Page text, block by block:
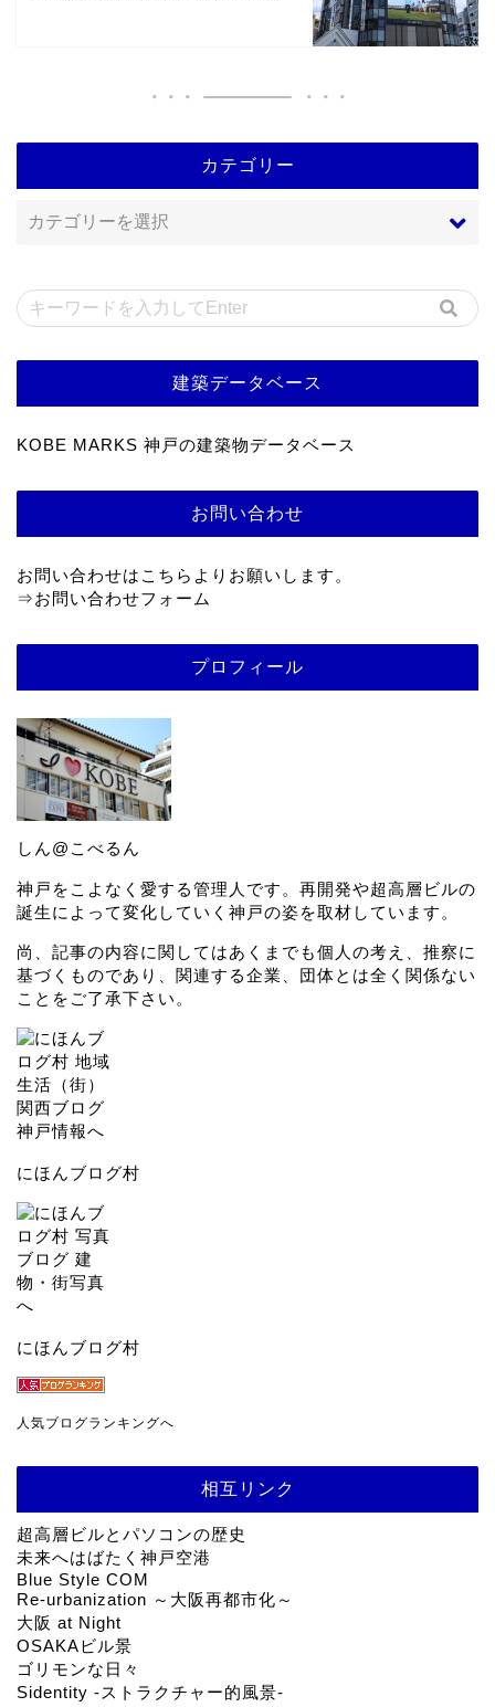
カテゴリー
建築データベース
KOBE MARKS 神戸の建築物データベース
お問い合わせ
お問い合わせはこちらよりお願いします。
⇒お問い合わせフォーム
プロフィール
しん@こべるん
神戸をこよなく愛する管理人です。再開発や超高層ビルの
誕生によって変化していく神戸の姿を取材しています。
尚、記事の内容に関してはあくまでも個人の考え、推察に
基づくものであり、関連する企業、団体とは全く関係ない
ことをご了承下さい。
にほんブログ村
にほんブログ村
人気ブログランキングへ
相互リンク
超高層ビルとパソコンの歴史
未来へはばたく神戸空港
Blue Style COM
Re-urbanization ～大阪再都市化～
大阪 at Night
OSAKAビル景
ゴリモンな日々
Sidentity -ストラクチャー的風景-